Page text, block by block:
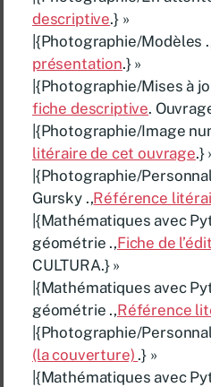
descriptive.} »
|{Photographie/Modèles
présentation.} »
|{Photographie/Mises à
fiche descriptive.
|{Photographie/Image
litéraire de cet ouvrage.}
|{Photographie/
Gursky .,Référence
|{Mathématiques avec
géométrie .,Fiche de
CULTURA.} »
|{Mathématiques avec
géométrie .,Référence
|{Photographie/
(la couverture) .} »
|{Mathématiques avec